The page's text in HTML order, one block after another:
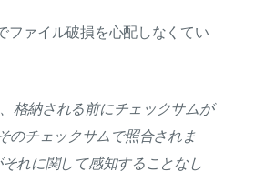
ファイル破損を心配しなくてい
格納される前にチェックサムが
のチェックサムで照合されま
れに関して感知することなし